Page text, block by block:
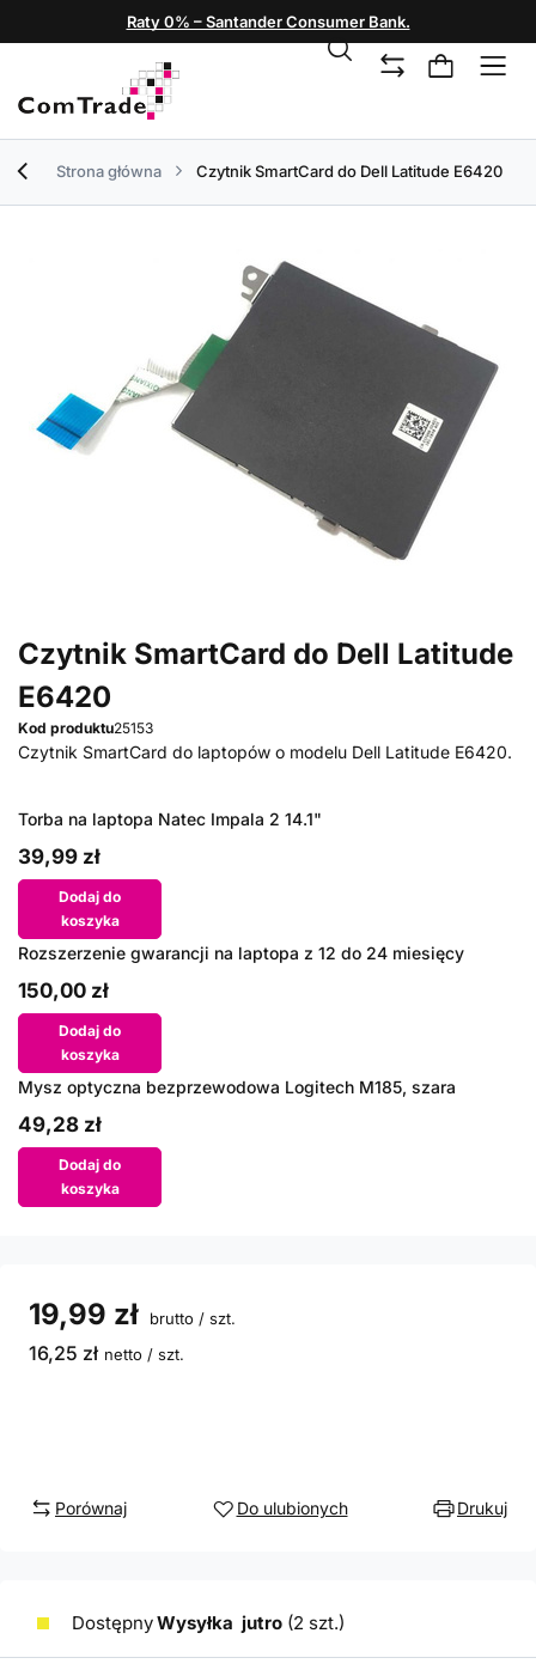
Raty 0% – Santander Consumer Bank.
Strona główna Czytnik SmartCard do Dell Latitude E6420
Czytnik SmartCard do Dell Latitude
E6420
Kod produktu25153
Czytnik SmartCard do laptopów o modelu Dell Latitude E6420.
Torba na laptopa Natec Impala 2 14.1"
39,99 zł
Dodaj do
koszyka
Rozszerzenie gwarancji na laptopa z 12 do 24 miesięcy
150,00 zł
Dodaj do
koszyka
Mysz optyczna bezprzewodowa Logitech M185, szara
49,28 zł
Dodaj do
koszyka
19,99 zł brutto / szt.
16,25 zł netto / szt.
Porównaj Do ulubionych Drukuj
DostępnyWysyłka jutro (2 szt.)